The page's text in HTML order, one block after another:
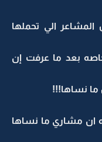
الي تحملها
بعد ما عرفت إن
ما نساها!!!
ان مشاري ما نساها